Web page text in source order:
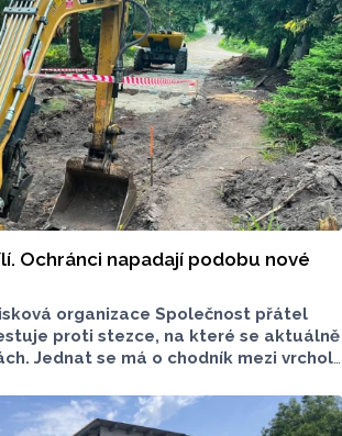
letoviska. Za iniciativou stojí
na jeho přání nebudeme
Ochránci napadají podobu nové
organizace Společnost přátel
proti stezce, na které se aktuálně
Jednat se má o chodník mezi vrcholy
odborníků příroda jen poškodí, chodník
nich není nutný.